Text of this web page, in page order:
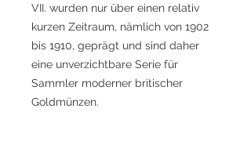
VII. wurden nur über einen relativ
kurzen Zeitraum, nämlich von 1902
bis 1910, geprägt und sind daher
eine unverzichtbare Serie für
Sammler moderner britischer
Goldmünzen.